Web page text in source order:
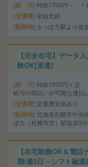
給 与 時給1700円～ ＊
交通費 全額支給
勤務地 さっぽろ駅より
【完全在宅】データ
験OK[派遣]
給 与 時給1500円＋交
給与の前払いが可能な速払
交通費 交通費支給あり
勤務地 北海道札幌市中
ぽろ（札幌市営）駅徒歩3
【在宅勤務OK＆電
期/週3日～シフト融